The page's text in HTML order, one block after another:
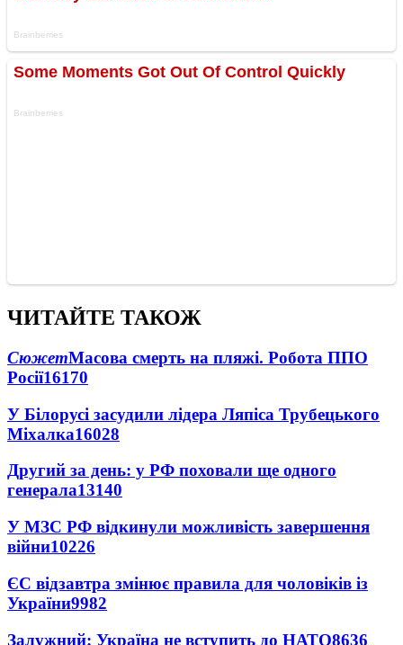
ЧИТАЙТЕ ТАКОЖ
СюжетМасова смерть на пляжі. Робота ППО
Росії16170
У Білорусі засудили лідера Ляпіса Трубецького
Міхалка16028
Другий за день: у РФ поховали ще одного
генерала13140
У МЗС РФ відкинули можливість завершення
війни10226
ЄС відзавтра змінює правила для чоловіків із
України9982
Залужний: Україна не вступить до НАТО8636